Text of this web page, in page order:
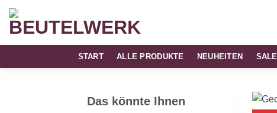
Zum
Inhalt
springen
START ALLE PRODUKTE NEUHEITEN SALE
Das könnte Ihnen